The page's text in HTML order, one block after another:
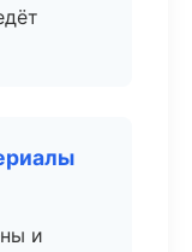
и